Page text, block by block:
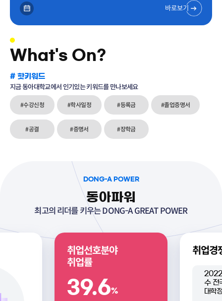
바로보기
What's On?
# 핫키워드
지금 동아대학교에서 인기있는 키워드를 만나보세요
#수강신청 #학사일정 #등록금 #졸업증명서
#공결 #증명서 #장학금
DONG-A POWER
동아파워
최고의 리더를 키우는 DONG-A GREAT POWER
취업선호분야
취업률
39.6%
취업경
2022
수 전
대학